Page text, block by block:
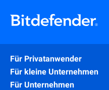
Für Privatanwender
Für kleine Unternehmen
Für Unternehmen